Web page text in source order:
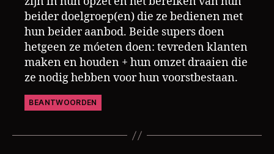
beider doelgroep(en) die ze bedienen met
hun beider aanbod. Beide supers doen
hetgeen ze móeten doen: tevreden klanten
maken en houden + hun omzet draaien die
ze nodig hebben voor hun voorstbestaan.
BEANTWOORDEN